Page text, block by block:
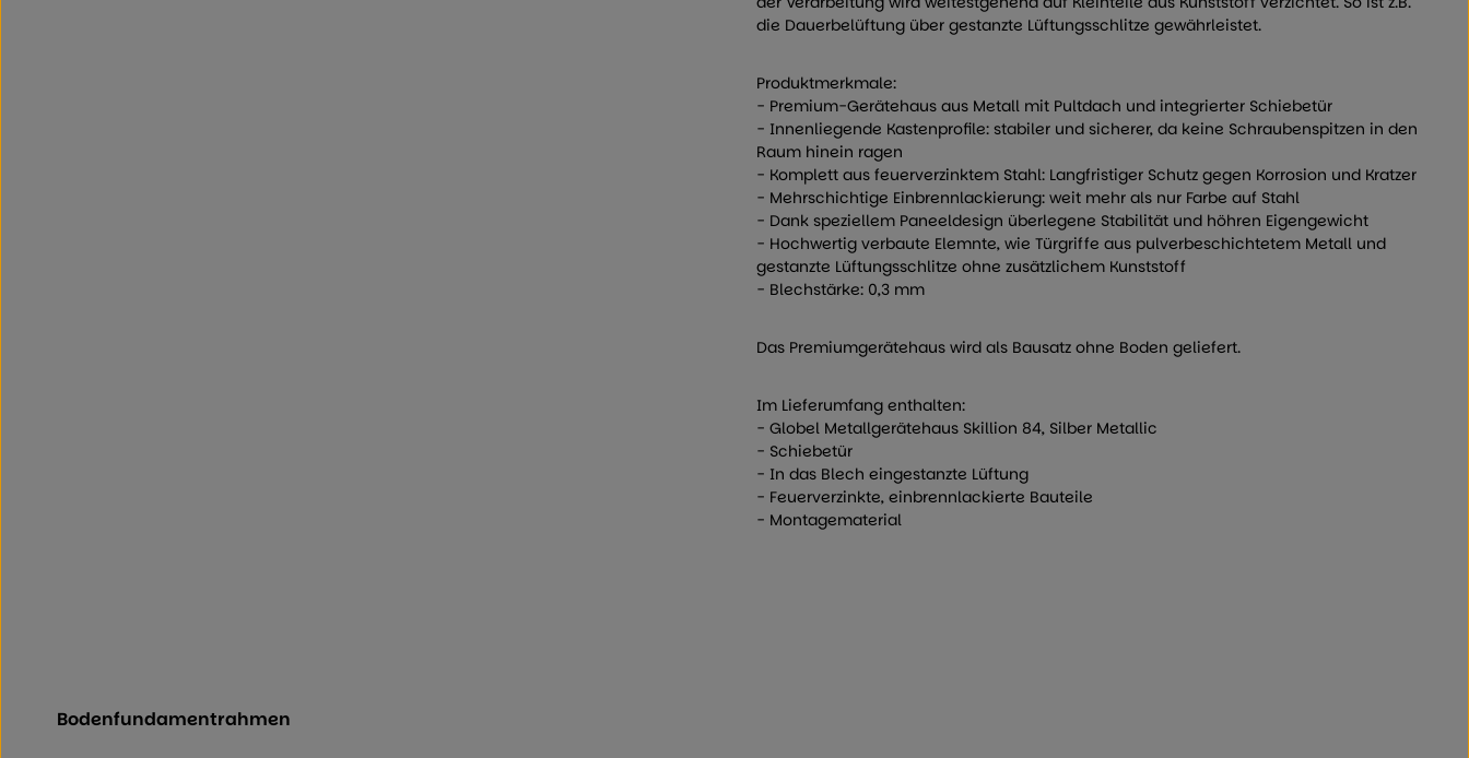
die Dauerbelüftung über gestanzte Lüftungsschlitze gewährleistet.
Produktmerkmale:
- Premium-Gerätehaus aus Metall mit Pultdach und integrierter Schiebetür
- Innenliegende Kastenprofile: stabiler und sicherer, da keine Schraubenspitzen in den
Raum hinein ragen
- Komplett aus feuerverzinktem Stahl: Langfristiger Schutz gegen Korrosion und Kratzer
- Mehrschichtige Einbrennlackierung: weit mehr als nur Farbe auf Stahl
- Dank speziellem Paneeldesign überlegene Stabilität und höhren Eigengewicht
- Hochwertig verbaute Elemnte, wie Türgriffe aus pulverbeschichtetem Metall und
gestanzte Lüftungsschlitze ohne zusätzlichem Kunststoff
- Blechstärke: 0,3 mm
Das Premiumgerätehaus wird als Bausatz ohne Boden geliefert.
Im Lieferumfang enthalten:
- Globel Metallgerätehaus Skillion 84, Silber Metallic
- Schiebetür
- In das Blech eingestanzte Lüftung
- Feuerverzinkte, einbrennlackierte Bauteile
- Montagematerial
Bodenfundamentrahmen